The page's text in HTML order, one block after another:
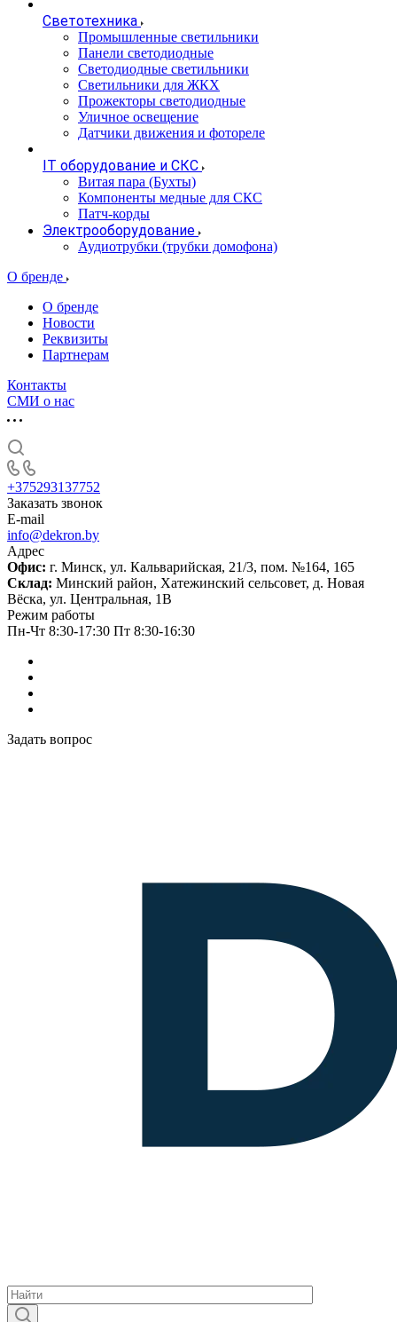
Светотехника
Промышленные светильники
Панели светодиодные
Светодиодные светильники
Светильники для ЖКХ
Прожекторы светодиодные
Уличное освещение
Датчики движения и фотореле
IT оборудование и СКС
Витая пара (Бухты)
Компоненты медные для СКС
Патч-корды
Электрооборудование
Аудиотрубки (трубки домофона)
О бренде
О бренде
Новости
Реквизиты
Партнерам
Контакты
СМИ о нас
+375293137752
Заказать звонок
E-mail
info@dekron.by
Адрес
Офис: г. Минск, ул. Кальварийская, 21/3, пом. №164, 165
Склад: Минский район, Хатежинский сельсовет, д. Новая
Вёска, ул. Центральная, 1В
Режим работы
Пн-Чт 8:30-17:30 Пт 8:30-16:30
Задать вопрос